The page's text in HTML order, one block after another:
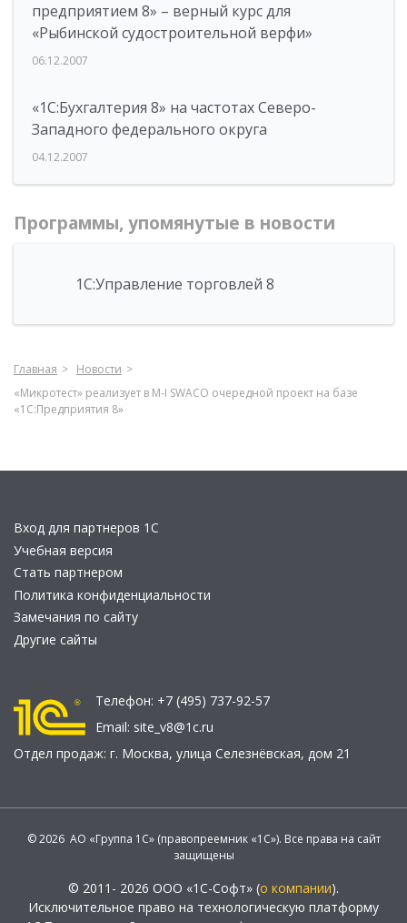
предприятием 8» – верный курс для
«Рыбинской судостроительной верфи»
06.12.2007
«1С:Бухгалтерия 8» на частотах Северо-
Западного федерального округа
04.12.2007
Программы, упомянутые в новости
1С:Управление торговлей 8
Главная
Новости
«Микротест» реализует в M-I SWACO очередной проект на базе
«1С:Предприятия 8»
Вход для партнеров 1С
Учебная версия
Стать партнером
Политика конфиденциальности
Замечания по сайту
Другие сайты
Телефон: +7 (495) 737-92-57
Email: site_v8@1c.ru
Отдел продаж: г. Москва, улица Селезнёвская, дом 21
© 2026 АО «Группа 1С» (правопреемник «1С»). Все права на сайт
защищены
© 2011- 2026 ООО «1С-Софт» (о компании).
Исключительное право на технологическую платформу